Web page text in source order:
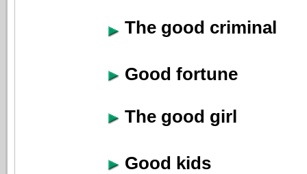
The good criminal
Good fortune
The good girl
Good kids